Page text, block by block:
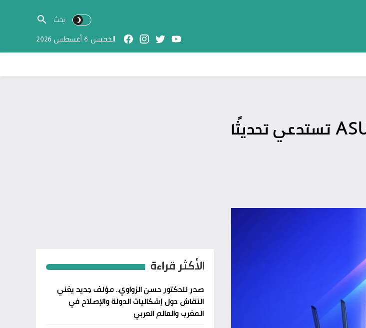
الخميس 6 أغسطس 2026
تحذير عاجل: ثغرة خطيرة في أجهزة راوتر ASUS تستدعي تحديثًا
الأكثر قراءة
صدر للدكتور حسن الزواوي.. مؤلف جديد يغني
النقاش حول إشكاليات الدولة والإصلاح في
المغرب والعالم العربي